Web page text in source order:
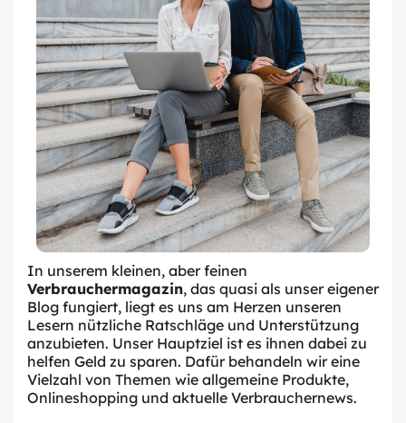
In unserem kleinen, aber feinen
Verbrauchermagazin, das quasi als unser eigener
Blog fungiert, liegt es uns am Herzen unseren
Lesern nützliche Ratschläge und Unterstützung
anzubieten. Unser Hauptziel ist es ihnen dabei zu
helfen Geld zu sparen. Dafür behandeln wir eine
Vielzahl von Themen wie allgemeine Produkte,
Onlineshopping und aktuelle Verbrauchernews.